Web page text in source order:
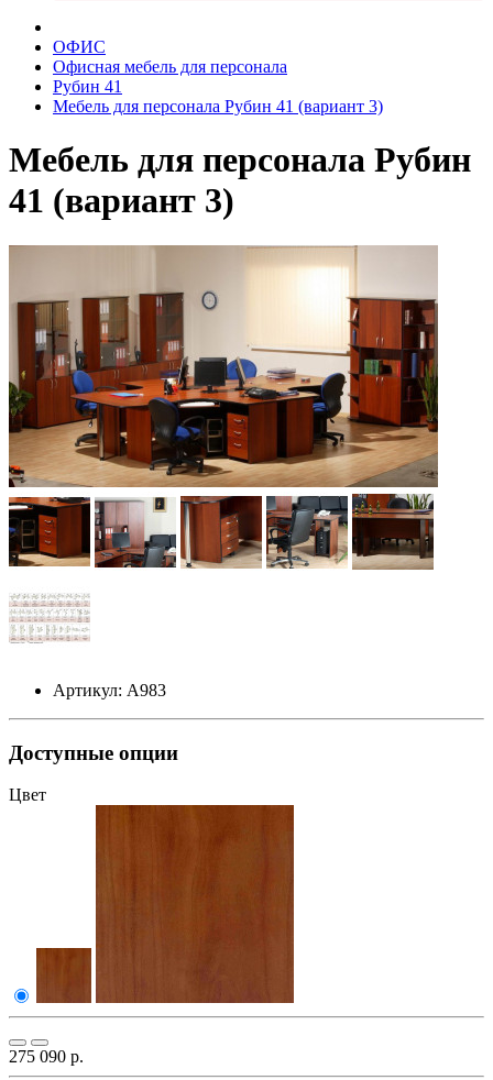
ОФИС
Офисная мебель для персонала
Рубин 41
Мебель для персонала Рубин 41 (вариант 3)
Мебель для персонала Рубин
41 (вариант 3)
Артикул: А983
Доступные опции
Цвет
275 090 р.